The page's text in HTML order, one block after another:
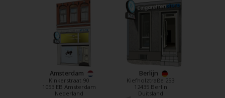
Amsterdam
Kinkerstraat 90
1053 EB Amsterdam
Nederland
Berlijn
Kiefholztraße 253
12435 Berlin
Duitsland